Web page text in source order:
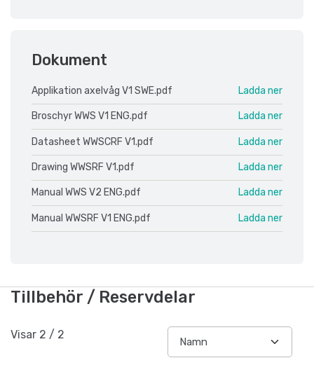
Dokument
Applikation axelvåg V1 SWE.pdf Ladda ner
Broschyr WWS V1 ENG.pdf Ladda ner
Datasheet WWSCRF V1.pdf Ladda ner
Drawing WWSRF V1.pdf Ladda ner
Manual WWS V2 ENG.pdf Ladda ner
Manual WWSRF V1 ENG.pdf Ladda ner
Tillbehör / Reservdelar
Visar 2 / 2